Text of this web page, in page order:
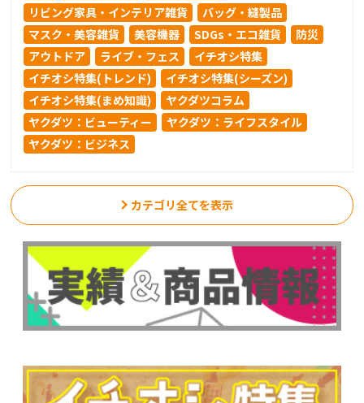
リビング家具・インテリア雑貨
バッグ・縫製品
マスク・美容雑貨
美容機器 SDGs・エコ雑貨
防災
アウトドア
ライブ・フェス
イチオシ特集
イチオシ特集(トレンド)
イチオシ特集(シーズン)
イチオシ特集(まめ知識)
ヤクダツコラム
ヤクダツ：ビューティー
ヤクダツ：ライフスタイル
ヤクダツ：ビジネス
カテゴリ全てを表示